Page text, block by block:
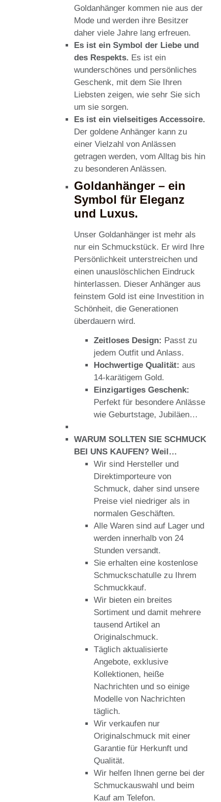
Goldanhänger kommen nie aus der
Mode und werden ihre Besitzer
daher viele Jahre lang erfreuen.
Es ist ein Symbol der Liebe und
des Respekts. Es ist ein
wunderschönes und persönliches
Geschenk, mit dem Sie Ihren
Liebsten zeigen, wie sehr Sie sich
um sie sorgen.
Es ist ein vielseitiges Accessoire.
Der goldene Anhänger kann zu
einer Vielzahl von Anlässen
getragen werden, vom Alltag bis hin
zu besonderen Anlässen.
Goldanhänger – ein
Symbol für Eleganz
und Luxus.
Unser Goldanhänger ist mehr als
nur ein Schmuckstück. Er wird Ihre
Persönlichkeit unterstreichen und
einen unauslöschlichen Eindruck
hinterlassen. Dieser Anhänger aus
feinstem Gold ist eine Investition in
Schönheit, die Generationen
überdauern wird.
Zeitloses Design: Passt zu
jedem Outfit und Anlass.
Hochwertige Qualität: aus
14-karätigem Gold.
Einzigartiges Geschenk:
Perfekt für besondere Anlässe
wie Geburtstage, Jubiläen…
WARUM SOLLTEN SIE SCHMUCK
BEI UNS KAUFEN? Weil…
Wir sind Hersteller und
Direktimporteure von
Schmuck, daher sind unsere
Preise viel niedriger als in
normalen Geschäften.
Alle Waren sind auf Lager und
werden innerhalb von 24
Stunden versandt.
Sie erhalten eine kostenlose
Schmuckschatulle zu Ihrem
Schmuckkauf.
Wir bieten ein breites
Sortiment und damit mehrere
tausend Artikel an
Originalschmuck.
Täglich aktualisierte
Angebote, exklusive
Kollektionen, heiße
Nachrichten und so einige
Modelle von Nachrichten
täglich.
Wir verkaufen nur
Originalschmuck mit einer
Garantie für Herkunft und
Qualität.
Wir helfen Ihnen gerne bei der
Schmuckauswahl und beim
Kauf am Telefon.